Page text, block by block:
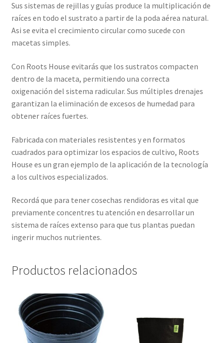
Sus sistemas de rejillas y guías produce la multiplicación de
raíces en todo el sustrato a partir de la poda aérea natural.
Asi se evita el crecimiento circular como sucede con
macetas simples.
Con Roots House evitarás que los sustratos compacten
dentro de la maceta, permitiendo una correcta
oxigenación del sistema radicular. Sus múltiples drenajes
garantizan la eliminación de excesos de humedad para
obtener raíces fuertes.
Fabricada con materiales resistentes y en formatos
cuadrados para optimizar los espacios de cultivo, Roots
House es un gran ejemplo de la aplicación de la tecnología
a los cultivos especializados.
Recordá que para tener cosechas rendidoras es vital que
previamente concentres tu atención en desarrollar un
sistema de raíces extenso para que tus plantas puedan
ingerir muchos nutrientes.
Productos relacionados